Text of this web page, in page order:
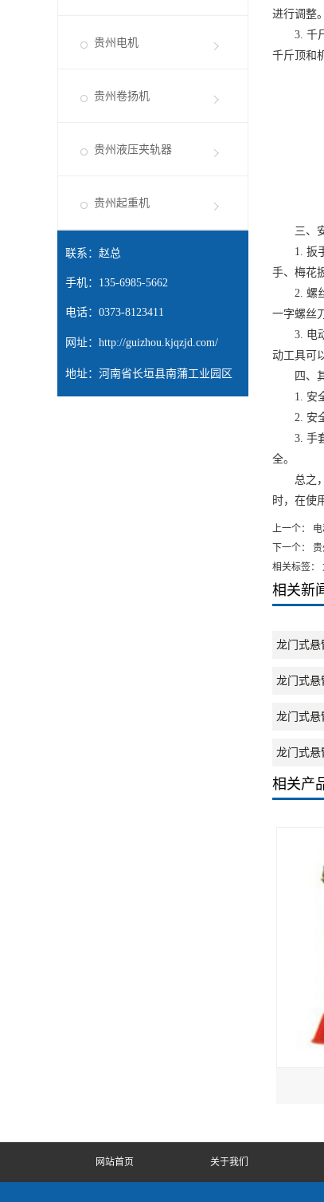
贵州电机
贵州卷扬机
贵州液压夹轨器
贵州起重机
联系：赵总
手机：135-6985-5662
电话：0373-8123411
网址： http://guizhou.kjqzjd.com/
地址：河南省长垣县南蒲工业园区
进行调整
3. 千斤
千斤顶和
三、安
1. 扳手
手、梅花
2. 螺丝
一字螺丝
3. 电动
动工具可
四、其
1. 安全
2. 安全
3. 手套
全。
总之，
时，在使
上一个：
下一个：
贵
相关标签：
相关新
龙门式悬
龙门式悬
龙门式悬
龙门式悬
相关产
网站首页 关于我们